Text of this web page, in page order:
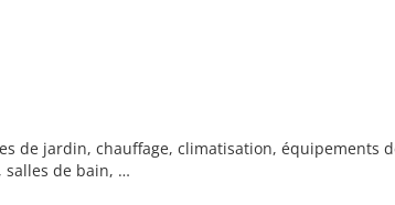
de jardin, chauffage, climatisation,
salles de bain, …